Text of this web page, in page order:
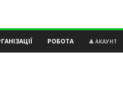
РОБОТА 👤 АКАУНТ